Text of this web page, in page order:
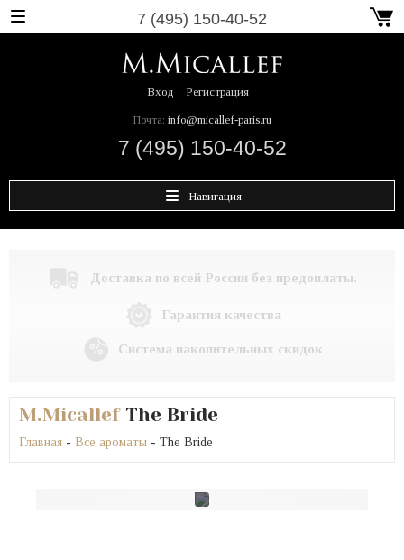
7 (495) 150-40-52
Вход Регистрация
Почта: info@micallef-paris.ru
7 (495) 150-40-52
Навигация
Доставка по всей России без предоплаты.
Гарантия качества
Система накопительных скидок
M.MicallefThe Bride
Главная - Все ароматы - The Bride